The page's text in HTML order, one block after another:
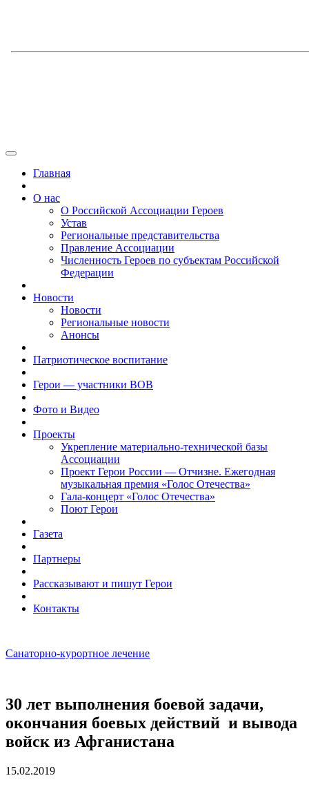
Главная
О нас
О Российской Ассоциации Героев
Устав
Региональные представительства
Правление Ассоциации
Численность Героев по субъектам Российской
Федерации
Новости
Новости
Региональные новости
Анонсы
Патриотическое воспитание
Герои — участники ВОВ
Фото и Видео
Проекты
Укрепление материально-технической базы
Ассоциации
Проект Герои России — Отчизне. Ежегодная
музыкальная премия «Голос Отечества»
Гала-концерт «Голос Отечества»
Поют Герои
Газета
Партнеры
Рассказывают и пишут Герои
Контакты
Санаторно-курортное лечение
30 лет выполнения боевой задачи,
окончания боевых действий и вывода
войск из Афганистана
15.02.2019